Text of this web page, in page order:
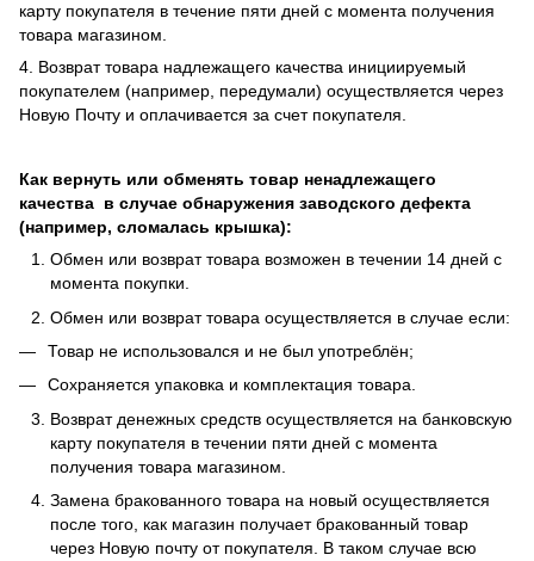
карту покупателя в течение пяти дней с момента получения
товара магазином.
4. Возврат товара надлежащего качества инициируемый
покупателем (например, передумали) осуществляется через
Новую Почту и оплачивается за счет покупателя.
Как вернуть или обменять товар ненадлежащего
качества в случае обнаружения заводского дефекта
(например, сломалась крышка):
Обмен или возврат товара возможен в течении 14 дней с
момента покупки.
Обмен или возврат товара осуществляется в случае если:
Товар не использовался и не был употреблён;
Сохраняется упаковка и комплектация товара.
Возврат денежных средств осуществляется на банковскую
карту покупателя в течении пяти дней с момента
получения товара магазином.
Замена бракованного товара на новый осуществляется
после того, как магазин получает бракованный товар
через Новую почту от покупателя. В таком случае всю